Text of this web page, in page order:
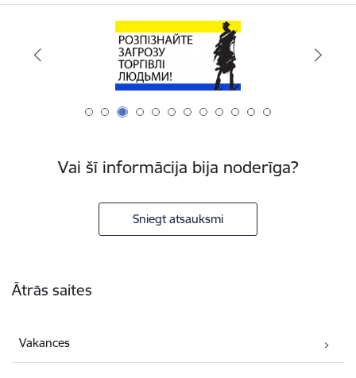
Vai šī informācija bija noderīga?
Sniegt atsauksmi
Ātrās saites
Vakances